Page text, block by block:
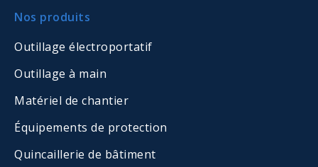
Nos produits
Outillage électroportatif
Outillage à main
Matériel de chantier
Équipements de protection
Quincaillerie de bâtiment